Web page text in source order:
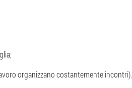
organizzano costantemente incontri).